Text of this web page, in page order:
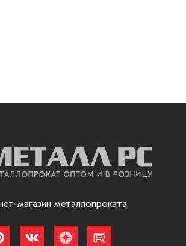
магазин металлопроката